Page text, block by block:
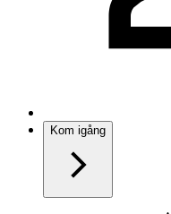
Kom igång